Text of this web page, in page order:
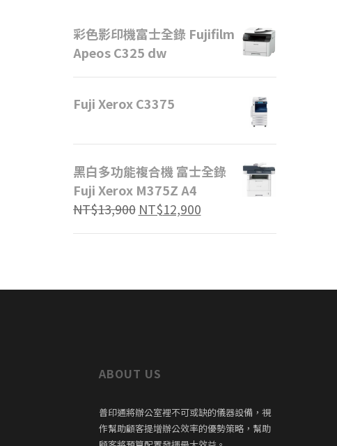
彩色影印機富士全錄 Fujifilm
Apeos C325 dw
Fuji Xerox C3375
黑白多功能複合機 富士全錄
Fuji Xerox M375Z A4
NT$13,900 原
NT$12,900目
ABOUT US
普印通將辦公室裡不可或缺的儀器設備，視
作幫助顧客提增辦公效率的優勢策略，幫助